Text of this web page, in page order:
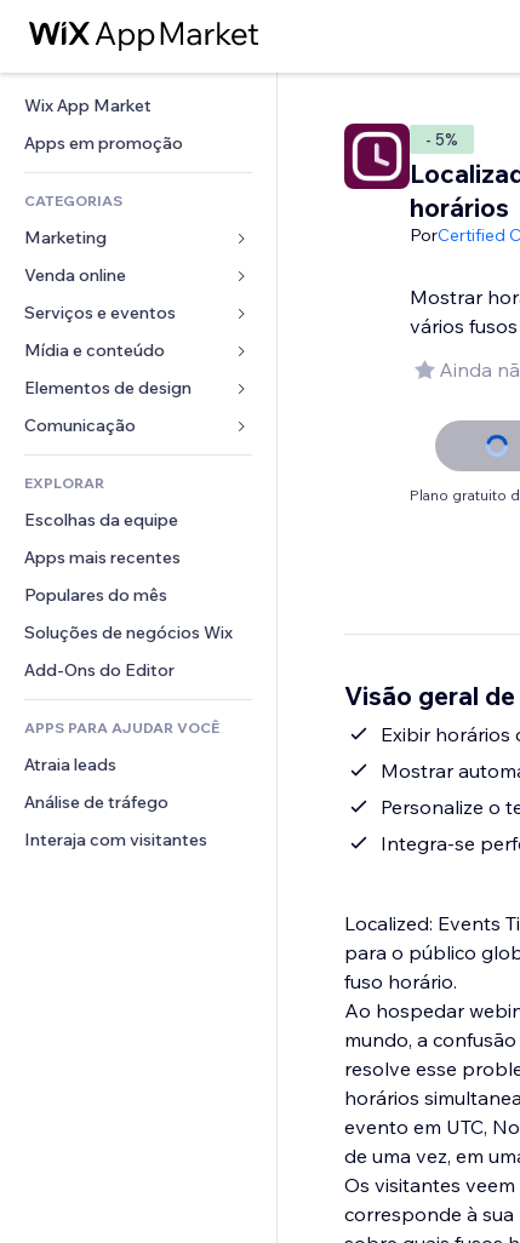
Wix App Market
Apps em promoção
CATEGORIAS
Marketing
Anúncios
Mobile
Análises
Listas do site
Email
Venda online
Apps para lojas
Frete e entrega
Botões de venda
Contabilidade
Cupons e fidelidade
Soluções de armazenamento
Serviços e eventos
Hotéis
Eventos
Restaurantes
Imobiliária
Meus agendamentos
Mídia e conteúdo
Galeria
Músicas
Podcasts
Fotografia
Vídeo
PDF
Compartilhamento de arquivos
Notícias
Elementos de design
Mapas e navegação
Privacidade e segurança
Relógio
Templates de página
Efeitos de imagem
Botões e menus
Banners e selos
Calculadoras
Busca
Previsão do tempo
Tabelas e gráficos
Formulários
Enquetes
Chat
Comentários
Telefone
Comunidade
Avaliações e depoimentos
CRM
EXPLORAR
Escolhas da equipe
Apps mais recentes
Populares do mês
Soluções de negócios Wix
Add-Ons do Editor
APPS PARA AJUDAR VOCÊ
Atraia leads
Análise de tráfego
Interaja com visitantes
- 5%
horários
PorCertified
Mostrar
vários fusos
Ainda
Plano gratuito
Visão geral
Exibir horários
Mostrar
Personalize o
Integra-se
Localized: Events
para o público
fuso horário.
Ao hospedar
mundo, a
resolve esse
horários
evento em UTC,
de uma vez, em
Os visitantes
corresponde à